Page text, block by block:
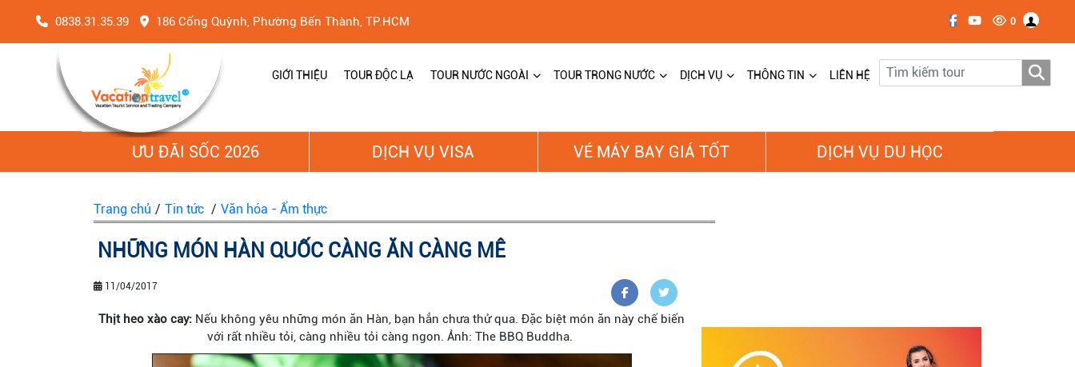
0838.31.35.39 186 Cống Quỳnh, Phường Bến Thành, TP.HCM 0
GIỚI THIỆU TOUR ĐỘC LẠ TOUR NƯỚC NGOÀI TOUR TRONG NƯỚC DỊCH VỤ THÔNG TIN LIÊN HỆ
ƯU ĐÃI SỐC 2026 DỊCH VỤ VISA VÉ MÁY BAY GIÁ TỐT DỊCH VỤ DU HỌC
Trang chủ / Tin tức / Văn hóa - Ẩm thực
NHỮNG MÓN HÀN QUỐC CÀNG ĂN CÀNG MÊ
11/04/2017
Thịt heo xào cay: Nếu không yêu những món ăn Hàn, bạn hẳn chưa thử qua. Đặc biệt món ăn này chế biến
với rất nhiều tỏi, càng nhiều tỏi càng ngon. Ảnh: The BBQ Buddha.